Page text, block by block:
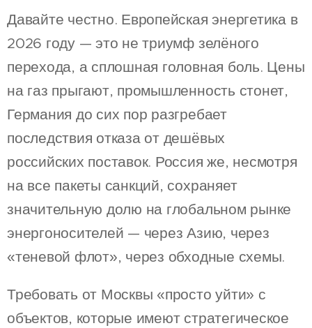
Давайте честно. Европейская энергетика в
2026 году — это не триумф зелёного
перехода, а сплошная головная боль. Цены
на газ прыгают, промышленность стонет,
Германия до сих пор разгребает
последствия отказа от дешёвых
российских поставок. Россия же, несмотря
на все пакеты санкций, сохраняет
значительную долю на глобальном рынке
энергоносителей — через Азию, через
«теневой флот», через обходные схемы.
Требовать от Москвы «просто уйти» с
объектов, которые имеют стратегическое